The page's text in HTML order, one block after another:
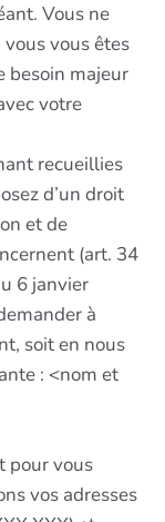
Vous ne
vous êtes
besoin majeur
votre
recueillies
d’un droit
et de
(art. 34
6 janvier
à
soit en nous
: <nom et
pour vous
vos adresses